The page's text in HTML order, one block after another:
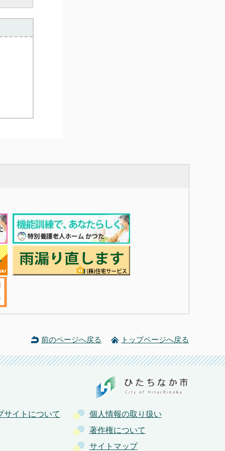
前のページへ戻る トップページへ戻る
サイトについて
個人情報の取り扱い
著作権について
サイトマップ